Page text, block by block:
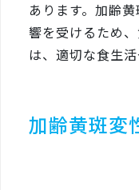
あります。加齢
響を受けるため
は、適切な食生
加齢黄斑変